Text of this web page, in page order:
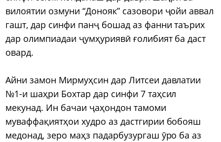
вилоятии озмуни “Донояк” сазовори ҷойи аввал
гашт, дар синфи панҷ бошад аз фанни таърих
дар олимпиадаи ҷумҳуриявӣ ғолибият ба даст
овард.
Айни замон Мирмуҳсин дар Литсеи давлатии
№1-и шаҳри Бохтар дар синфи 7 таҳсил
мекунад. Ин бачаи ҷаҳондон тамоми
муваффақиятҳои худро аз дастгирии бобояш
медонад, зеро маҳз падарбузургаш ӯро ба аз